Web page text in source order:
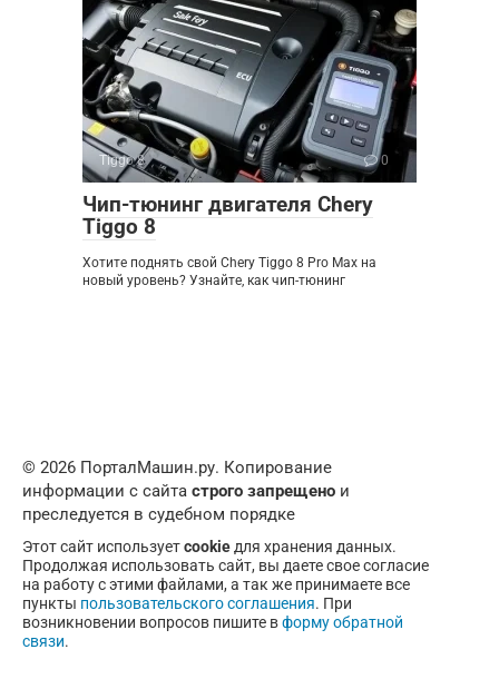
Tiggo 8 0
Чип-тюнинг двигателя Chery
Tiggo 8
Хотите поднять свой Chery Tiggo 8 Pro Max на
новый уровень? Узнайте, как чип-тюнинг
© 2026 ПорталМашин.ру. Копирование
информации с сайта строго запрещено и
преследуется в судебном порядке
Этот сайт используетcookie для хранения данных.
Продолжая использовать сайт, вы даете свое согласие
на работу с этими файлами, а так же принимаете все
пункты пользовательского соглашения. При
возникновении вопросов пишите вформу обратной
связи.